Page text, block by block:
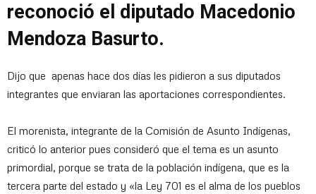
reconoció el diputado Macedonio
Mendoza Basurto.
Dijo que apenas hace dos días les pidieron a sus diputados
integrantes que enviaran las aportaciones correspondientes.
El morenista, integrante de la Comisión de Asunto Indígenas,
criticó lo anterior pues consideró que el tema es un asunto
primordial, porque se trata de la población indígena, que es la
tercera parte del estado y «la Ley 701 es el alma de los pueblos